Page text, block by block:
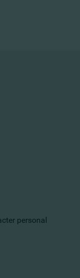
personal